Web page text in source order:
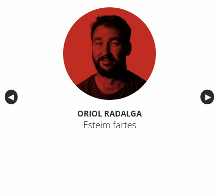
Anterior
◀︎ ▶︎
ORIOL RADALGA
Esteim fartes